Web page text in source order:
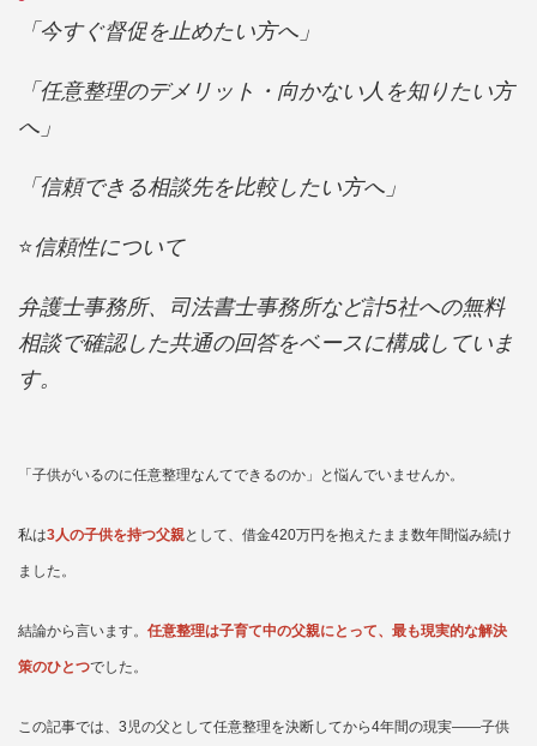
「今すぐ督促を止めたい方へ」
「任意整理のデメリット・向かない人を知りたい方
へ」
「信頼できる相談先を比較したい方へ」
⭐️信頼性について
弁護士事務所、司法書士事務所など計5社への無料
相談で確認した共通の回答をベースに構成していま
す。
「子供がいるのに任意整理なんてできるのか」と悩んでいませんか。
私は3人の子供を持つ父親として、借金420万円を抱えたまま数年間悩み続け
ました。
結論から言います。 任意整理は子育て中の父親にとって、最も現実的な解決
策のひとつでした。
この記事では、3児の父として任意整理を決断してから4年間の現実——子供